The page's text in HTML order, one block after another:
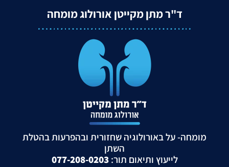
ד"ר מתן מקייטן אורולוג מומחה
מומחה- על באורולוגיה שחזורית ובהפרעות בהטלת
השתן
לייעוץ ותיאום תור:077-208-0203